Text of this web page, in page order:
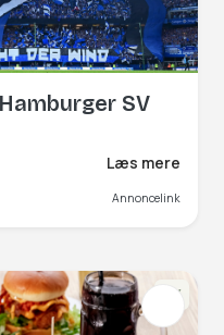
SV
Læs mere
Annoncelink
NY